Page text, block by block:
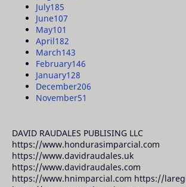
July185
June107
May101
April182
March143
February146
January128
December206
November51
DAVID RAUDALES PUBLISING LLC
https://www.hondurasimparcial.com
https://www.davidraudales.uk
https://www.davidraudales.com
https://www.hnimparcial.com https://